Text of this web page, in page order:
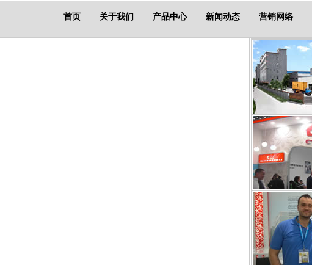
首页 关于我们 产品中心 新闻动态 营销网络